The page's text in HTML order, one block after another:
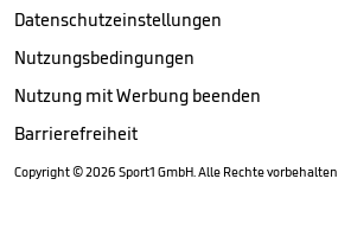
Datenschutzeinstellungen
Nutzungsbedingungen
Nutzung mit Werbung beenden
Barrierefreiheit
Copyright ©2026 Sport1 GmbH. Alle Rechte vorbehalten.